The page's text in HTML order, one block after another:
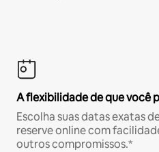
A flexibilidade de que você
Escolha suas datas exatas
reserve online com
outros compromissos.*